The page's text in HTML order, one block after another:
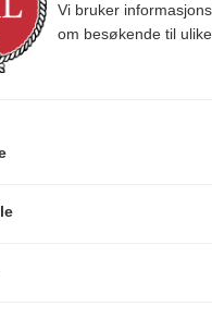
Vi bruker
om besøkende til